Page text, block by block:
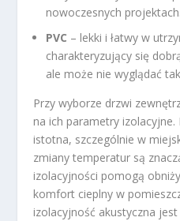
nowoczesnych projektach.
PVC – lekki i łatwy w
charakteryzujący się
ale może nie wyglądać
Przy wyborze drzwi
na ich parametry
istotna, szczególnie w
zmiany temperatur są
izolacyjności pomogą
komfort cieplny w
izolacyjność akustyczna